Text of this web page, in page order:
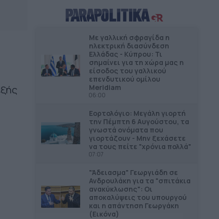
Αδελφοποίηση μεταξύ Ανατολικής
Σάμου και Δοξάτου
ΔΗΜΟΙ08.24
Πλούσιος ο απολογισμός του
Δημοτικού Ωδείου Φυλής
ΔΗΜΟΙ08.15
Πολύ υψηλός ο κίνδυνος πυρκαγιάς
ΕΠΙΚΑΙΡΟΤΗΤΑ14.41
Άμεσα τα μέτρα στήριξης
πυρόπληκτων – Πιο γρήγορα οι
αποζημιώσεις
ΔΗΜΟΙ14.26
Συνάντηση Μητσοτάκη με
Αγγελούδη: “Το 2030 θα έχουμε μία
καινούργια ΔΕΘ”
Με γαλλική σφραγίδα η
ηλεκτρική διασύνδεση
Ελλάδας - Κύπρου: Τι
σημαίνει για τη χώρα μας η
είσοδος του γαλλικού
επενδυτικού ομίλου
Meridiam
06:00
Εορτολόγιο: Μεγάλη γιορτή
την Πέμπτη 6 Αυγούστου, τα
γνωστά ονόματα που
γιορτάζουν - Μην ξεχάσετε
να τους πείτε "χρόνια πολλά"
07:07
"Άδειασµα" Γεωργιάδη σε
Ανδρουλάκη για τα "σπιτάκια
ανακύκλωσης": Οι
αποκαλύψεις του υπουργού
και η απάντηση Γεωργάκη
(Εικόνα)